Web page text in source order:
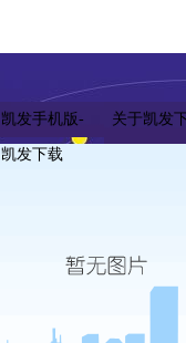
凯发手机版-
凯发下载
关于凯发